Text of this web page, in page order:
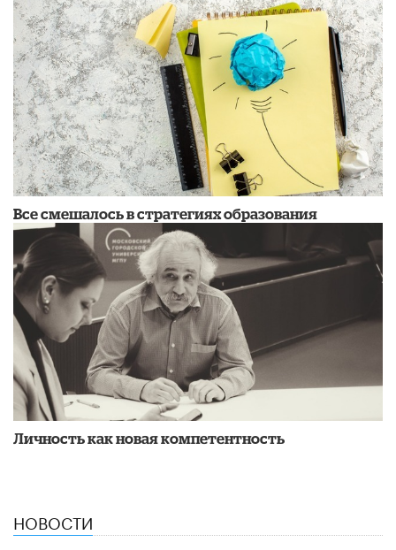
Все смешалось в стратегиях образования
Личность как новая компетентность
НОВОСТИ